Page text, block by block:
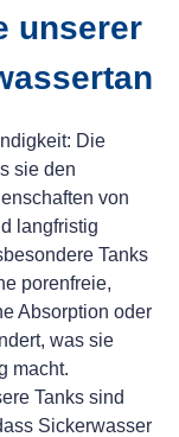
unserer
Die
sie den
von
langfristig
Tanks
porenfreie,
Absorption oder
was sie
macht.
Tanks sind
Sickerwasser